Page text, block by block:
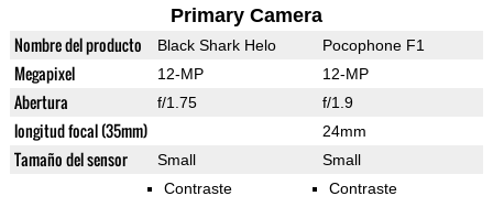
Primary Camera
Nombre del producto Black Shark Helo Pocophone F1
Megapixel 12-MP 12-MP
Abertura f/1.75 f/1.9
longitud focal (35mm) 24mm
Tamaño del sensor Small Small
Contraste Contraste